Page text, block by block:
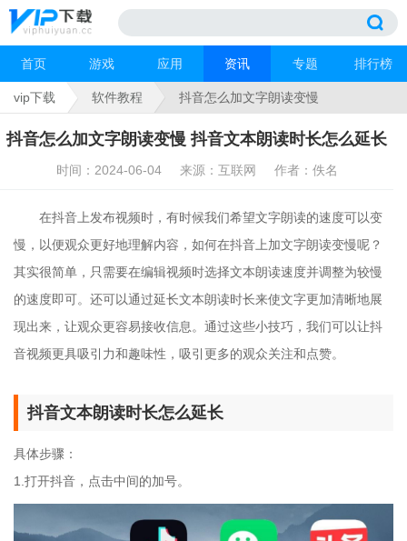
首页 游戏 应用 资讯 专题 排行榜
vip下载 软件教程 抖音怎么加文字朗读变慢
抖音怎么加文字朗读变慢 抖音文本朗读时长怎么延长
时间：2024-06-04 来源：互联网 作者：佚名
在抖音上发布视频时，有时候我们希望文字朗读的速度可以变
慢，以便观众更好地理解内容，如何在抖音上加文字朗读变慢呢？
其实很简单，只需要在编辑视频时选择文本朗读速度并调整为较慢
的速度即可。还可以通过延长文本朗读时长来使文字更加清晰地展
现出来，让观众更容易接收信息。通过这些小技巧，我们可以让抖
音视频更具吸引力和趣味性，吸引更多的观众关注和点赞。
抖音文本朗读时长怎么延长
具体步骤：
1.打开抖音，点击中间的加号。